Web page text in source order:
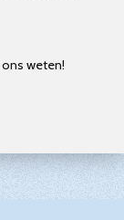
weten!